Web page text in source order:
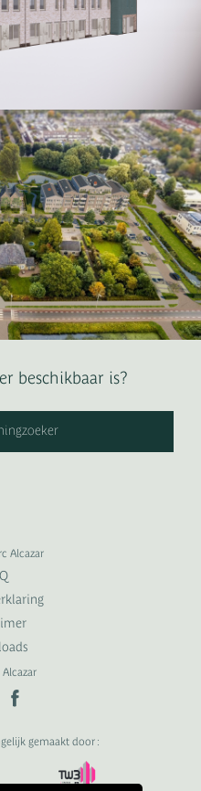
beschikbaar is?
Alcazar
Alcazar
gemaakt door :